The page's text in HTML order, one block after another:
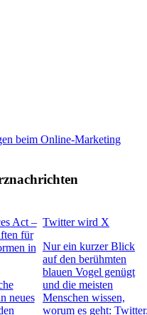
beim Online-Marketing
Act –
für
in
neues
Twitter wird X
Nur ein kurzer Blick
auf den berühmten
blauen Vogel genügt
und die meisten
Menschen wissen,
worum es geht: